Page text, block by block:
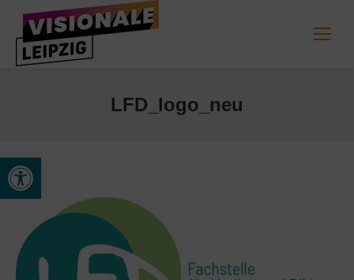
Werkzeugleiste öffnen
LFD_logo_neu